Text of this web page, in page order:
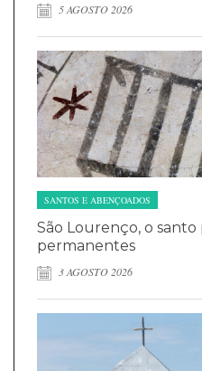
5 AGOSTO 2026
SANTOS E ABENÇOADOS
São Lourenço, o
permanentes
3 AGOSTO 2026